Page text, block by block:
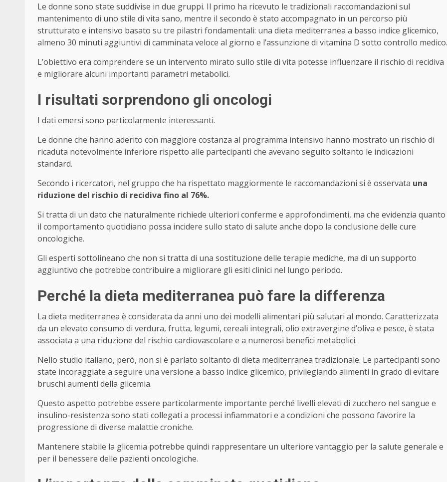
Le donne sono state suddivise in due gruppi. Il primo ha ricevuto le tradizionali raccomandazioni sul
mantenimento di uno stile di vita sano, mentre il secondo è stato accompagnato in un percorso più
strutturato e intensivo basato su tre pilastri fondamentali: una dieta mediterranea a basso indice glicemico,
almeno 30 minuti aggiuntivi di camminata veloce al giorno e l’assunzione di vitamina D sotto controllo medico.
L’obiettivo era comprendere se un intervento mirato sullo stile di vita potesse influenzare il rischio di recidiva
e migliorare alcuni importanti parametri metabolici.
I risultati sorprendono gli oncologi
I dati emersi sono particolarmente interessanti.
Le donne che hanno aderito con maggiore costanza al programma intensivo hanno mostrato un rischio di
ricaduta notevolmente inferiore rispetto alle partecipanti che avevano seguito soltanto le indicazioni
standard.
Secondo i ricercatori, nel gruppo che ha rispettato maggiormente le raccomandazioni si è osservata una
riduzione del rischio di recidiva fino al 76%.
Si tratta di un dato che naturalmente richiede ulteriori conferme e approfondimenti, ma che evidenzia quanto
il comportamento quotidiano possa incidere sullo stato di salute anche dopo la conclusione delle cure
oncologiche.
Gli esperti sottolineano che non si tratta di una sostituzione delle terapie mediche, ma di un supporto
aggiuntivo che potrebbe contribuire a migliorare gli esiti clinici nel lungo periodo.
Perché la dieta mediterranea può fare la differenza
La dieta mediterranea è considerata da anni uno dei modelli alimentari più salutari al mondo. Caratterizzata
da un elevato consumo di verdura, frutta, legumi, cereali integrali, olio extravergine d’oliva e pesce, è stata
associata a una riduzione del rischio cardiovascolare e a numerosi benefici metabolici.
Nello studio italiano, però, non si è parlato soltanto di dieta mediterranea tradizionale. Le partecipanti sono
state incoraggiate a seguire una versione a basso indice glicemico, privilegiando alimenti in grado di evitare
bruschi aumenti della glicemia.
Questo aspetto potrebbe essere particolarmente importante perché livelli elevati di zucchero nel sangue e
insulino-resistenza sono stati collegati a processi infiammatori e a condizioni che possono favorire la
progressione di diverse malattie croniche.
Mantenere stabile la glicemia potrebbe quindi rappresentare un ulteriore vantaggio per la salute generale e
per il benessere delle pazienti oncologiche.